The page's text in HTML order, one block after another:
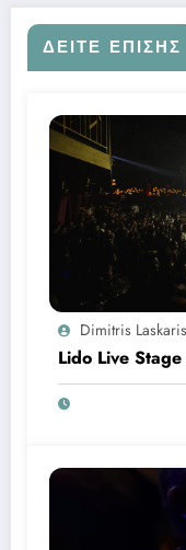
ΔΕΊΤΕ ΕΠΊΣΗΣ
Dimitris Laskaris
Lido Live Stage